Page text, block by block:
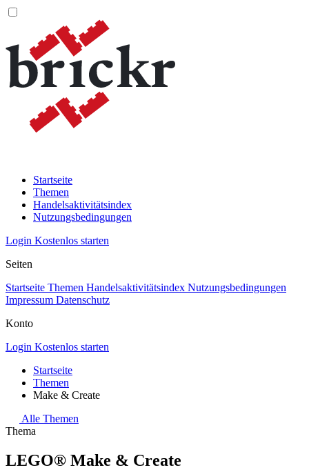
Startseite
Themen
Handelsaktivitätsindex
Nutzungsbedingungen
Login Kostenlos starten
Seiten
Startseite Themen Handelsaktivitätsindex Nutzungsbedingungen
Impressum Datenschutz
Konto
Login Kostenlos starten
Startseite
Themen
Make & Create
Alle Themen
Thema
LEGO® Make & Create